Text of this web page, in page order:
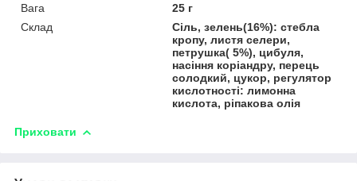
Вага
25 г
Склад
Сіль, зелень(16%): стебла
кропу, листя селери,
петрушка( 5%), цибуля,
насіння коріандру, перець
солодкий, цукор, регулятор
кислотності: лимонна
кислота, ріпакова олія
Приховати